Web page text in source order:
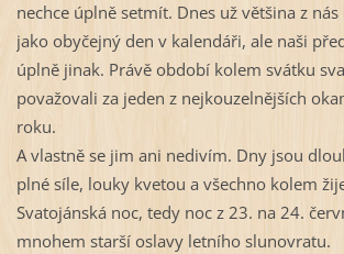
nechce úplně setmít. Dnes už většina z
jako obyčejný den v kalendáři, ale naši
úplně jinak. Právě období kolem svátku
považovali za jeden z nejkouzelnějších
roku.
A vlastně se jim ani nedivím. Dny jsou
plné síle, louky kvetou a všechno kolem
Svatojánská noc, tedy noc z 23. na 24.
mnohem starší oslavy letního slunovratu.